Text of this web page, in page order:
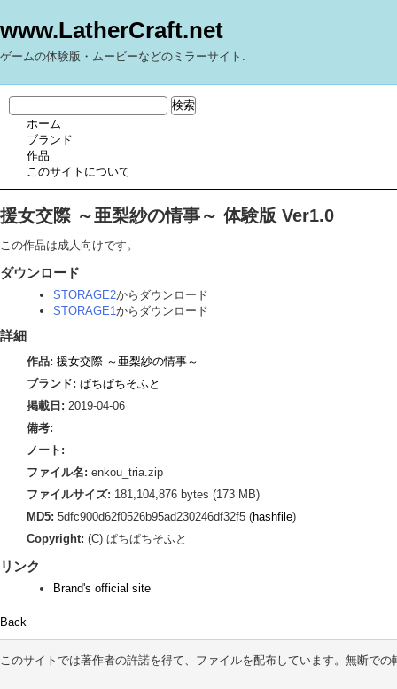
www.LatherCraft.net
ゲームの体験版・ムービーなどのミラーサイト.
ホーム
ブランド
作品
このサイトについて
援女交際 ～亜梨紗の情事～ 体験版 Ver1.0
この作品は成人向けです。
ダウンロード
STORAGE2からダウンロード
STORAGE1からダウンロード
詳細
作品: 援女交際 ～亜梨紗の情事～
ブランド: ぱちぱちそふと
掲載日: 2019-04-06
備考:
ノート:
ファイル名: enkou_tria.zip
ファイルサイズ: 181,104,876 bytes (173 MB)
MD5: 5dfc900d62f0526b95ad230246df32f5 (hashfile)
Copyright: (C) ぱちぱちそふと
リンク
Brand's official site
Back
このサイトでは著作者の許諾を得て、ファイルを配布しています。無断での